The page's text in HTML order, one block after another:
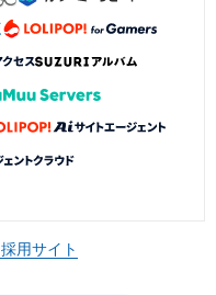
採用サイト